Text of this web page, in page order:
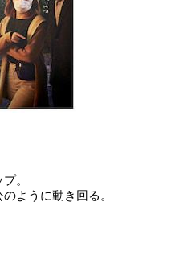
。
ように動き回る。